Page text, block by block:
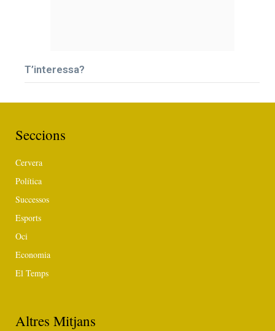
T’interessa?
Seccions
Cervera
Política
Successos
Esports
Oci
Economia
El Temps
Altres Mitjans